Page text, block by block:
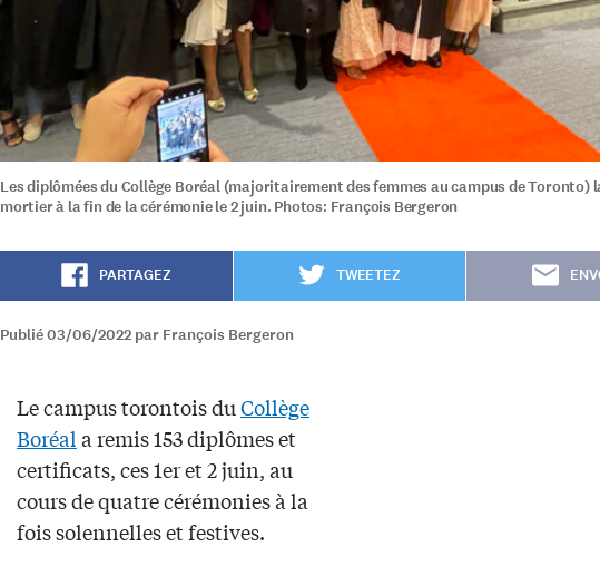
Les diplômées du Collège Boréal (majoritairement des femmes au campus de Toronto)
mortier à la fin de la cérémonie le 2 juin. Photos: François Bergeron
PARTAGEZ TWEETEZ
Publié 03/06/2022 par François Bergeron
Le campus torontois duCollège
Boréala remis 153 diplômes et
certificats, ces 1er et 2 juin, au
cours de quatre cérémonies à la
fois solennelles et festives.